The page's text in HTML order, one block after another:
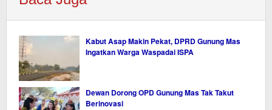
Kabut Asap Makin Pekat, DPRD Gunung Mas
Ingatkan Warga Waspadai ISPA
Dewan Dorong OPD Gunung Mas Tak Takut
Berinovasi